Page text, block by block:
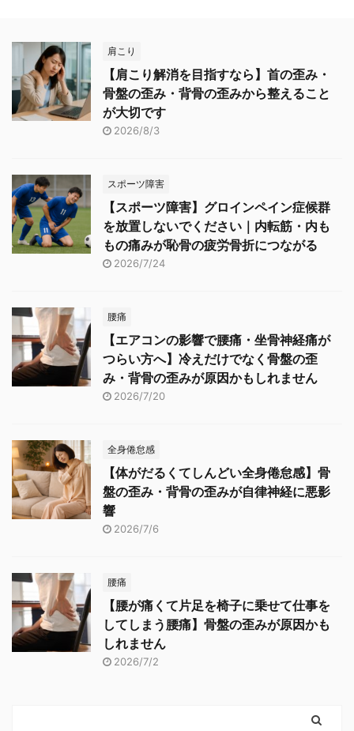
肩こり
【肩こり解消を目指すなら】首の歪み・
骨盤の歪み・背骨の歪みから整えること
が大切です
2026/8/3
スポーツ障害
【スポーツ障害】グロインペイン症候群
を放置しないでください｜内転筋・内も
もの痛みが恥骨の疲労骨折につながる
2026/7/24
腰痛
【エアコンの影響で腰痛・坐骨神経痛が
つらい方へ】冷えだけでなく骨盤の歪
み・背骨の歪みが原因かもしれません
2026/7/20
全身倦怠感
【体がだるくてしんどい全身倦怠感】骨
盤の歪み・背骨の歪みが自律神経に悪影
響
2026/7/6
腰痛
【腰が痛くて片足を椅子に乗せて仕事を
してしまう腰痛】骨盤の歪みが原因かも
しれません
2026/7/2